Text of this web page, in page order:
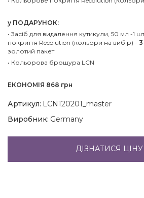
у ПОДАРУНОК:
• Засіб для видалення кутикули, 50 мл -1
покриття Recolution (кольори на вибір) -
золотий пакет
• Кольорова брошура LCN
ЕКОНОМІЯ 868 грн
Артикул: LCN120201_master
Виробник: Germany
ДІЗНАТИСЯ ЦІНУ